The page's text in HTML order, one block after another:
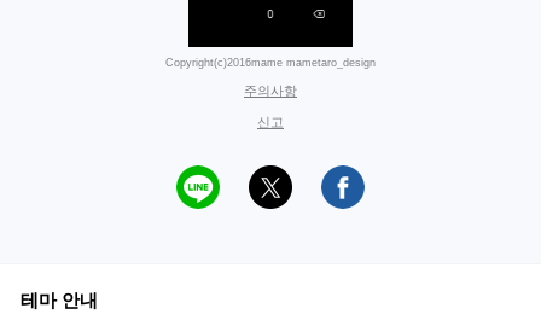
Copyright(c)2016mame mametaro_design
주의사항
신고
테마 안내